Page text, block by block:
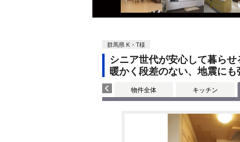
群馬県 K・T様
シニア世代が安心して暮らせ
暖かく段差のない、地震にも
物件全体 キッチン